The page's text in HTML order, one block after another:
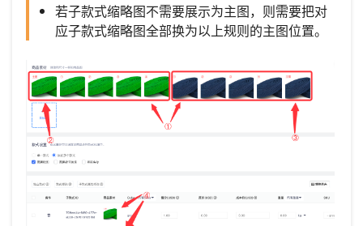
若子款式缩略图不需要展示为主图，则需要把对
应子款式缩略图全部换为以上规则的主图位置。